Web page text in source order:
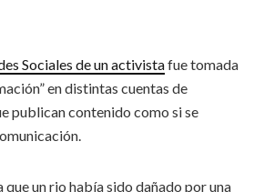
Sociales de un activistafue tomada
en distintas cuentas de
publican contenido como si se
un rio había sido dañado por una